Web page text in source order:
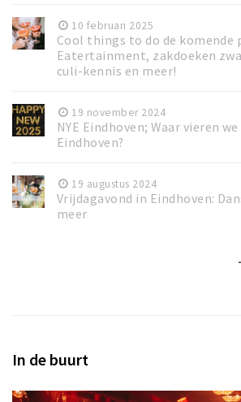
10 februari 2025
Cool things to do de komende
Eatertainment, zakdoeken
culi-kennis en meer!
19 november 2024
NYE Eindhoven; Waar vieren
Eindhoven?
19 augustus 2024
Vrijdagavond in Eindhoven:
meer
In de buurt